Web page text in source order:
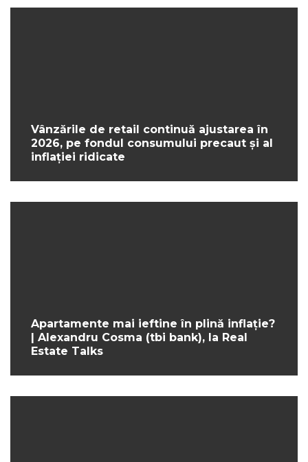
Vânzările de retail continuă ajustarea în
2026, pe fondul consumului precaut și al
inflației ridicate
Apartamente mai ieftine în plină inflație?
| Alexandru Cosma (tbi bank), la Real
Estate Talks